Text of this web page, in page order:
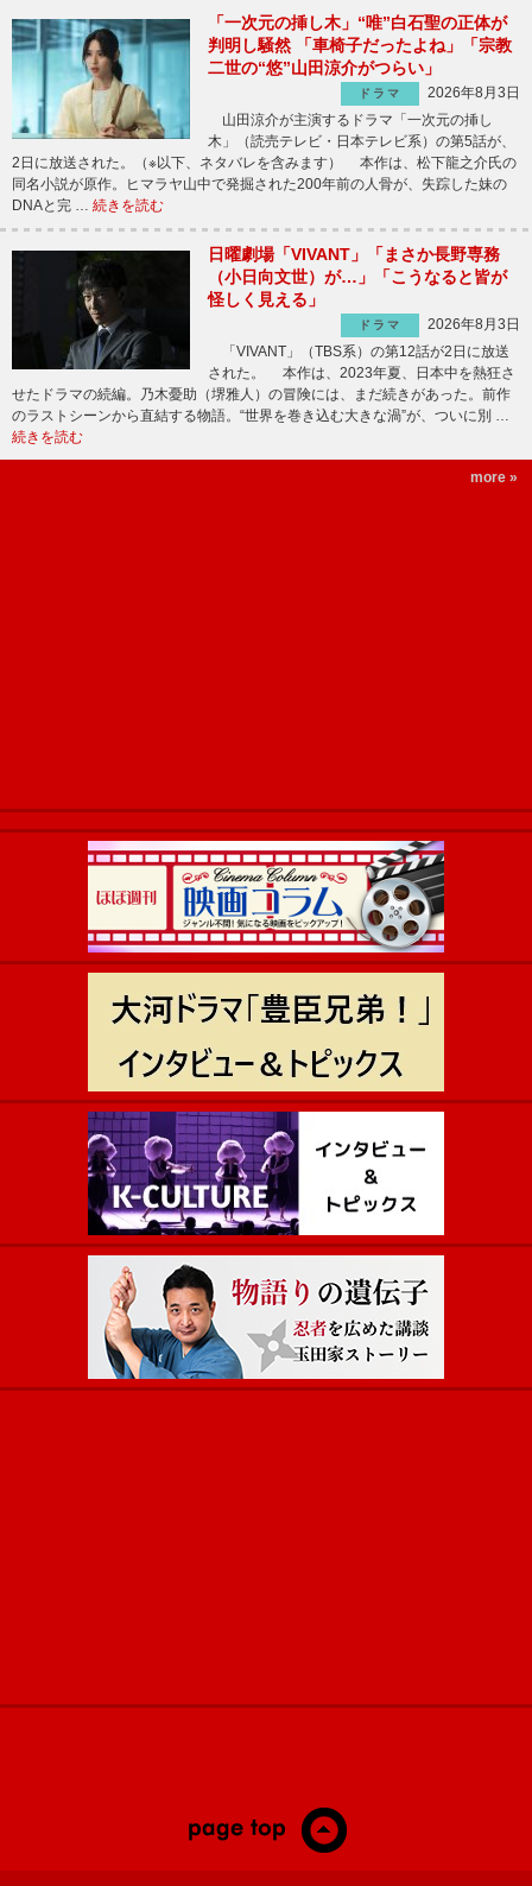
「一次元の挿し木」“唯”白石聖の正体が
判明し騒然 「車椅子だったよね」「宗教
二世の“悠”山田涼介がつらい」
ドラマ
2026年8月3日
山田涼介が主演するドラマ「一次元の挿し
木」（読売テレビ・日本テレビ系）の第5話が、
2日に放送された。（※以下、ネタバレを含みます） 本作は、松下龍之介氏の
同名小説が原作。ヒマラヤ山中で発掘された200年前の人骨が、失踪した妹の
DNAと完 … 続きを読む
日曜劇場「VIVANT」「まさか長野専務
（小日向文世）が…」「こうなると皆が
怪しく見える」
ドラマ
2026年8月3日
「VIVANT」（TBS系）の第12話が2日に放送
された。 本作は、2023年夏、日本中を熱狂さ
せたドラマの続編。乃木憂助（堺雅人）の冒険には、まだ続きがあった。前作
のラストシーンから直結する物語。“世界を巻き込む大きな渦”が、ついに別 …
続きを読む
more »